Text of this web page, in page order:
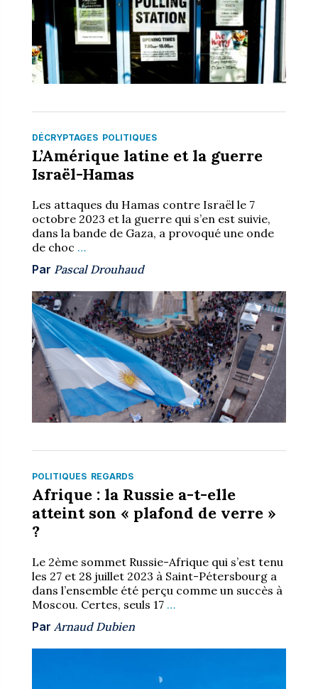
DÉCRYPTAGES POLITIQUES
L’Amérique latine et la guerre
Israël-Hamas
Les attaques du Hamas contre Israël le 7
octobre 2023 et la guerre qui s’en est suivie,
dans la bande de Gaza, a provoqué une onde
de choc …
Par Pascal Drouhaud
POLITIQUES REGARDS
Afrique : la Russie a-t-elle
atteint son « plafond de verre »
?
Le 2ème sommet Russie-Afrique qui s’est tenu
les 27 et 28 juillet 2023 à Saint-Pétersbourg a
dans l’ensemble été perçu comme un succès à
Moscou. Certes, seuls 17 …
Par Arnaud Dubien